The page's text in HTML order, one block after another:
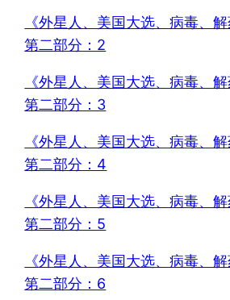
《外星人、美国大选、病毒、解
第二部分：2
《外星人、美国大选、病毒、解
第二部分：3
《外星人、美国大选、病毒、解
第二部分：4
《外星人、美国大选、病毒、解
第二部分：5
《外星人、美国大选、病毒、解
第二部分：6